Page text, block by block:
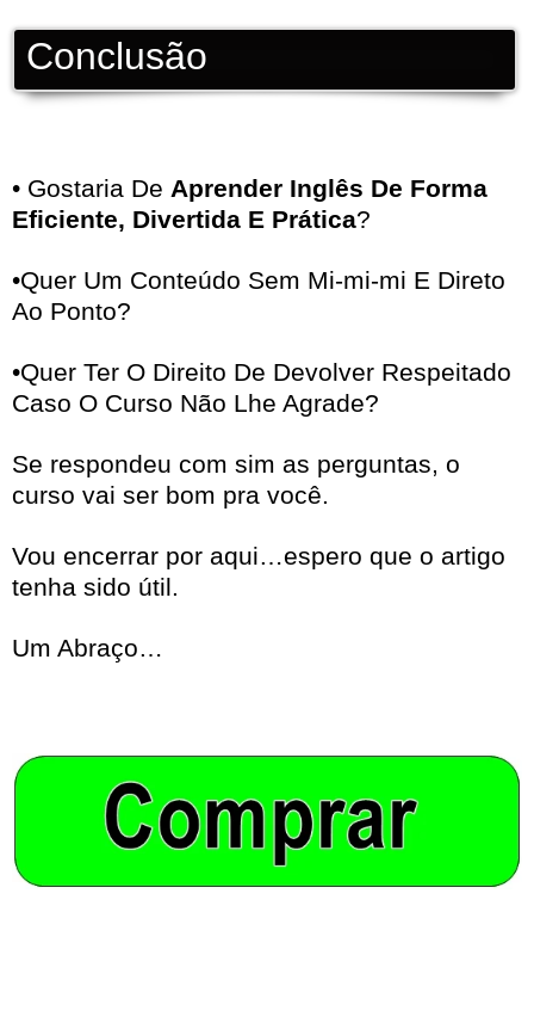
Conclusão
• Gostaria De Aprender Inglês De Forma
Eficiente, Divertida E Prática?
•Quer Um Conteúdo Sem Mi-mi-mi E Direto
Ao Ponto?
•Quer Ter O Direito De Devolver Respeitado
Caso O Curso Não Lhe Agrade?
Se respondeu com sim as perguntas, o
curso vai ser bom pra você.
Vou encerrar por aqui…espero que o artigo
tenha sido útil.
Um Abraço…